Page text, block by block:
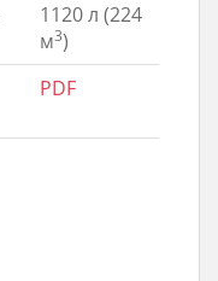
1120 л (224
м3)
PDF